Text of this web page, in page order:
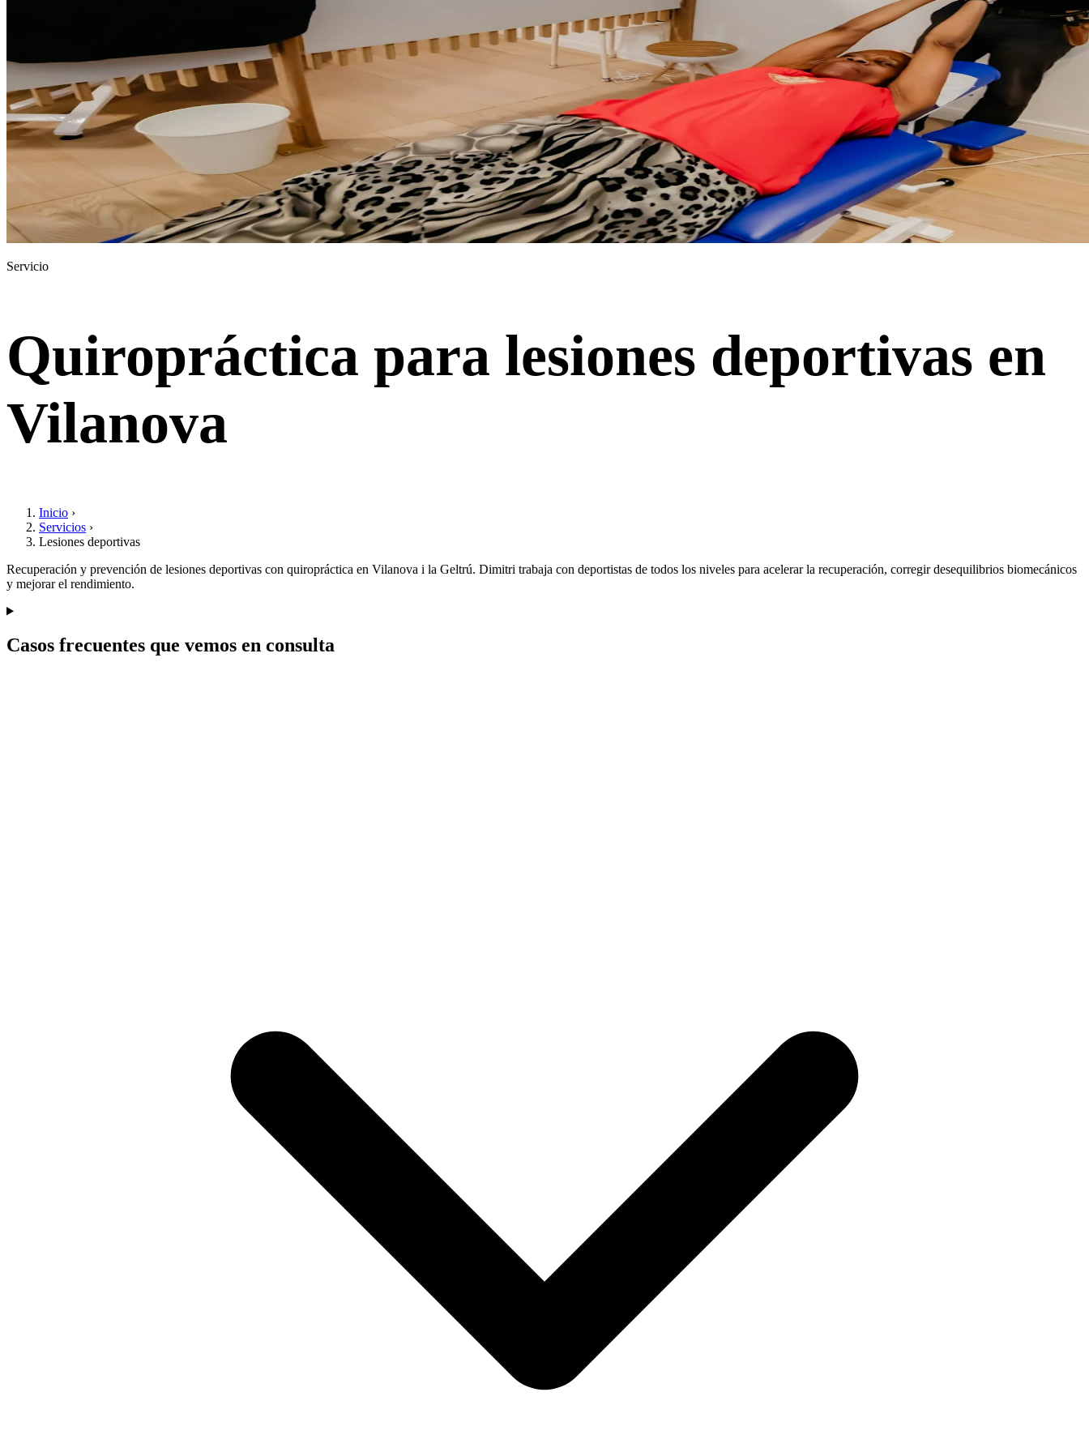
Servicio
Quiropráctica para lesiones deportivas en
Vilanova
Inicio ›
Servicios ›
Lesiones deportivas
Recuperación y prevención de lesiones deportivas con quiropráctica en Vilanova i la Geltrú. Dimitri trabaja con deportistas de todos los niveles para acelerar la recuperación, corregir desequilibrios biomecánicos
y mejorar el rendimiento.
Casos frecuentes que vemos en consulta